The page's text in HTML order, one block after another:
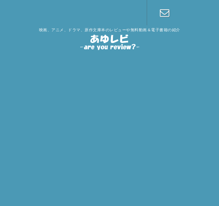
映画、アニメ、ドラマ、原作文庫本のレビューや無料動画＆電子書籍の紹介